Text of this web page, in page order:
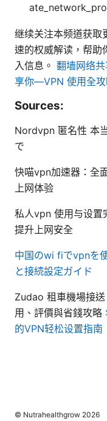
继续关注本频道获取
速的权威解读，帮助
入信息。 翻墙网络
享你—VPN 使用全
Sources:
Nordvpn 匿名性 本
で
快喵vpn加速器：全
上网体验
私人vpn 使用与设置
提升上网安全
中国のwi fiでvpnを
と接続設定ガイド
Zudao 租車機場接
用、評價與省錢攻略
的VPN轻松设置指
© Nutrahealthgrow 2026